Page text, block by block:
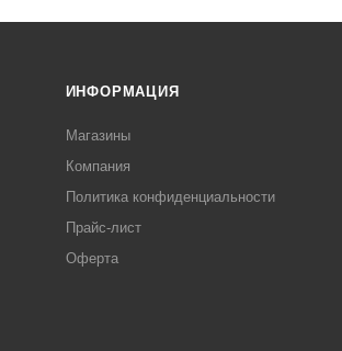
ИНФОРМАЦИЯ
Магазины
Компания
Политика конфиденциальности
Прайс-лист
Оферта